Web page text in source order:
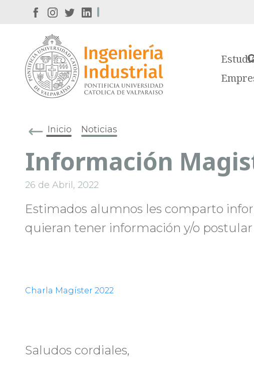
Inicio Noticias
Información
26 de Abril, 2022
Estimados alumnos les comparto
quieran tener información y/o postular
Charla Magíster 2022
Saludos cordiales,